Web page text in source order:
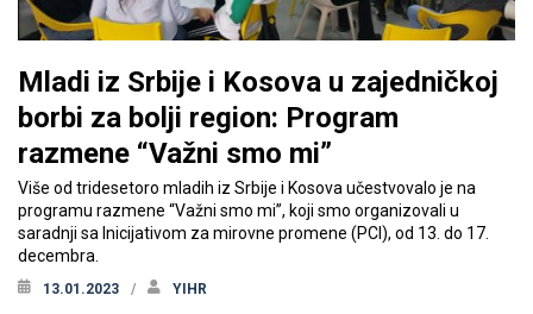
Mladi iz Srbije i Kosova u zajedničkoj
borbi za bolji region: Program
razmene “Važni smo mi”
Više od tridesetoro mladih iz Srbije i Kosova učestvovalo je na
programu razmene “Važni smo mi”, koji smo organizovali u
saradnji sa Inicijativom za mirovne promene (PCI), od 13. do 17.
decembra.
13.01.2023 YIHR